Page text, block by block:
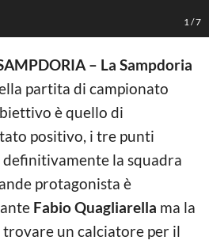
1 /7
– La Sampdoria
partita di campionato
è quello di
positivo, i tre punti
la squadra
protagonista è
Fabio Quagliarella ma la
un calciatore per il